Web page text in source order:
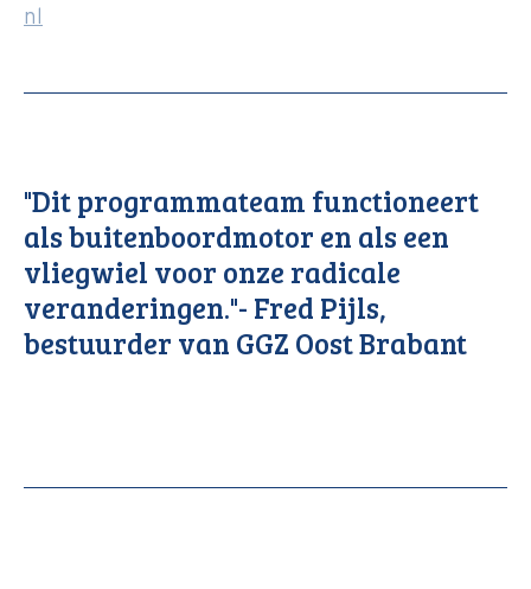
nl
"Dit programmateam functioneert
als buitenboordmotor en als een
vliegwiel voor onze radicale
veranderingen."- Fred Pijls,
bestuurder van GGZ Oost Brabant